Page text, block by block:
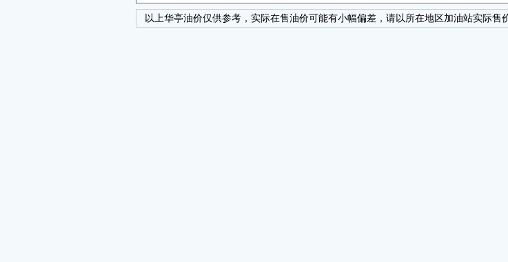
以上华亭油价仅供参考，实际在售油价可能有小幅偏差，请以所在地区加油站实际售